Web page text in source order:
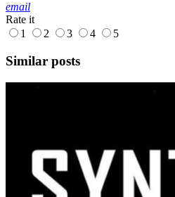
email
Rate it
1
2 3 4 5
Similar posts